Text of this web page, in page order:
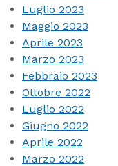
Luglio 2023
Maggio 2023
Aprile 2023
Marzo 2023
Febbraio 2023
Ottobre 2022
Luglio 2022
Giugno 2022
Aprile 2022
Marzo 2022